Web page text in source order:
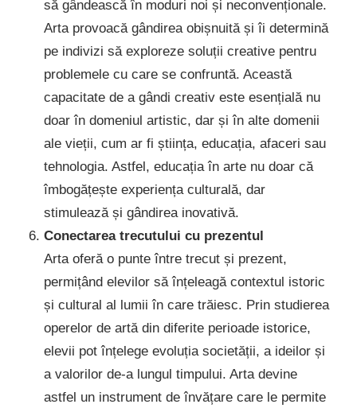
să gândească în moduri noi și neconvenționale.
Arta provoacă gândirea obișnuită și îi determină
pe indivizi să exploreze soluții creative pentru
problemele cu care se confruntă. Această
capacitate de a gândi creativ este esențială nu
doar în domeniul artistic, dar și în alte domenii
ale vieții, cum ar fi știința, educația, afaceri sau
tehnologia. Astfel, educația în arte nu doar că
îmbogățește experiența culturală, dar
stimulează și gândirea inovativă.
Conectarea trecutului cu prezentul
Arta oferă o punte între trecut și prezent,
permițând elevilor să înțeleagă contextul istoric
și cultural al lumii în care trăiesc. Prin studierea
operelor de artă din diferite perioade istorice,
elevii pot înțelege evoluția societății, a ideilor și
a valorilor de-a lungul timpului. Arta devine
astfel un instrument de învățare care le permite